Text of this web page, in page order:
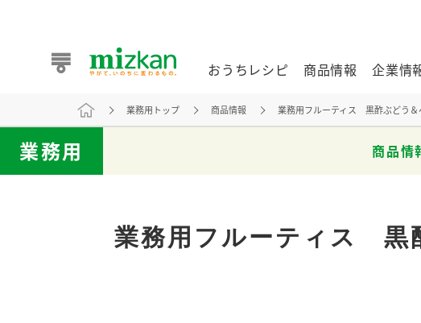
おうちレシピ
おうちレシピ
商品情報
商品情報 トップ
企業情
企業情報 トップ
お客様相談センター トップ
ミツカン公式通販
業務用トップ 商品情報 業務用フルーティス 黒酢ぶどう＆
業務用 商品情
業務用フルーティス 黒